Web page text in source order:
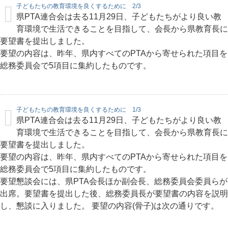
子どもたちの教育環境を良くするために 2/3
県PTA連合会は去る11月29日、子どもたちがより良い教
育環境で生活できることを目指して、会長から県教育長に
要望書を提出しました。
要望の内容は、昨年、県内すべてのPTAから寄せられた項目を
総務委員会で5項目に集約したものです。
子どもたちの教育環境を良くするために 1/3
県PTA連合会は去る11月29日、子どもたちがより良い教
育環境で生活できることを目指して、会長から県教育長に
要望書を提出しました。
要望の内容は、昨年、県内すべてのPTAから寄せられた項目を
総務委員会で5項目に集約したものです。
要望懇談会には、県PTA会長ほか副会長、総務委員会委員らが
出席。要望書を提出した後、総務委員長が要望書の内容を説明
し、懇談に入りました。 要望の内容(骨子)は次の通りです。